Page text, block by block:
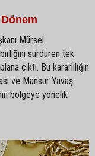
Mürsel
birliğini sürdüren tek
çıktı. Bu kararlılığın
ve Mansur Yavaş
bölgeye yönelik